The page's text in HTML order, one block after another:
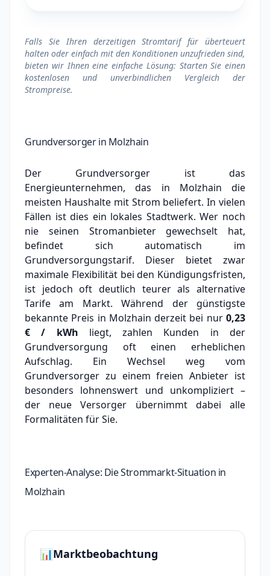
Falls Sie Ihren derzeitigen Stromtarif für überteuert
halten oder einfach mit den Konditionen unzufrieden sind,
bieten wir Ihnen eine einfache Lösung: Starten Sie einen
kostenlosen und unverbindlichen Vergleich der
Strompreise.
Grundversorger in Molzhain
Der Grundversorger ist das
Energieunternehmen, das in Molzhain die
meisten Haushalte mit Strom beliefert. In vielen
Fällen ist dies ein lokales Stadtwerk.Wer noch
nie seinen Stromanbieter gewechselt hat,
befindet sich automatisch im
Grundversorgungstarif. Dieser bietet zwar
maximale Flexibilität bei den Kündigungsfristen,
ist jedoch oft deutlich teurer als alternative
Tarife am Markt.Während der günstigste
bekannte Preis in Molzhain derzeit bei nur 0,23
€ / kWh liegt, zahlen Kunden in der
Grundversorgung oft einen erheblichen
Aufschlag. Ein Wechsel weg vom
Grundversorger zu einem freien Anbieter ist
besonders lohnenswert und unkompliziert –
der neue Versorger übernimmt dabei alle
Formalitäten für Sie.
Experten-Analyse: Die Strommarkt-Situation in
Molzhain
📊Marktbeobachtung